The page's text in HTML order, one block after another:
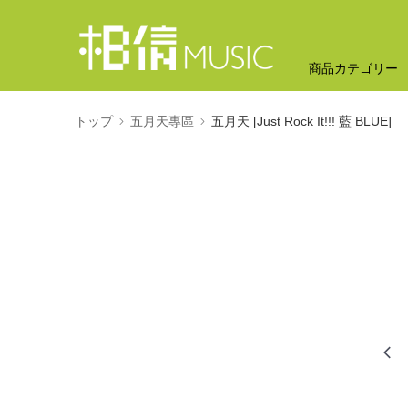
商品カテゴリー
トップ 五月天專區 五月天 [Just Rock It!!! 藍 BLUE]